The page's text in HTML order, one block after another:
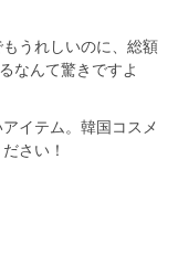
うれしいのに、総額
なんて驚きですよ
イテム。韓国コスメ
さい！